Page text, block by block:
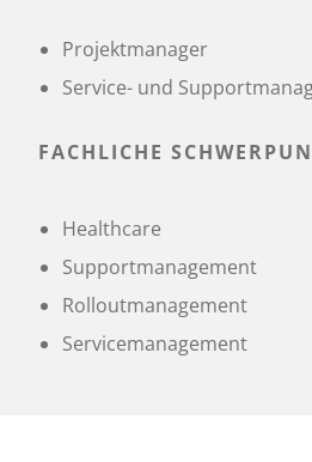
Projektmanager
Service- und
FACHLICHE
Healthcare
Supportmanagement
Rolloutmanagement
Servicemanagement